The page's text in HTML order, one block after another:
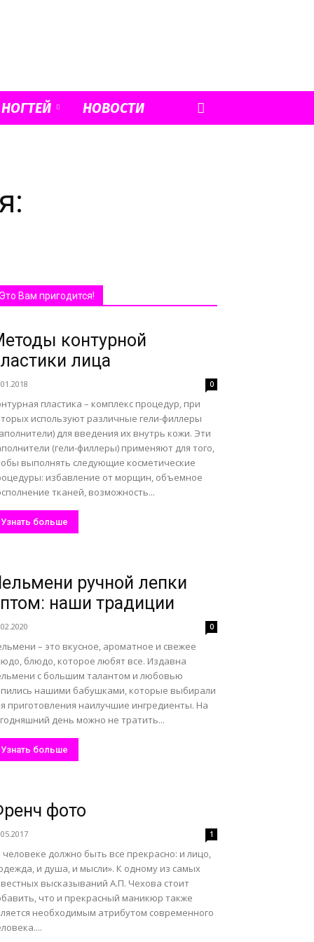
НОВОСТИ
Это Вам пригодится!
контурной
лица
0
пластика – комплекс процедур, при
используют различные гели-филлеры
для введения их внутрь кожи. Эти
(гели-филлеры) применяют для того,
выполнять следующие косметические
избавление от морщин, объемное
тканей, возможность...
Узнать больше
ручной лепки
наши традиции
0
– это вкусное, ароматное и свежее
блюдо, которое любят все. Издавна
с большим талантом и любовью
нашими бабушками, которые выбирали
приготовления наилучшие ингредиенты. На
день можно не тратить...
Узнать больше
фото
1
человеке должно быть все прекрасно: и лицо,
и душа, и мысли». К одному из самых
высказываний А.П. Чехова стоит
что и прекрасный маникюр также
необходимым атрибутом современного